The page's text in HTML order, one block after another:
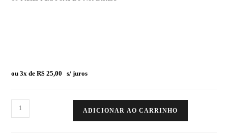
ou 3x deR$ 25,00 s/ juros
ADICIONAR AO CARRINHO